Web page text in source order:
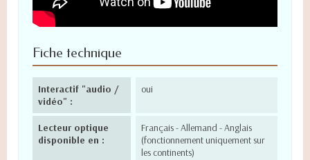
Fiche technique
Interactif "audio /
vidéo" :
oui
Lecteur optique
disponible en :
Français - Allemand - Anglais
(fonctionnement uniquement sur
les continents)